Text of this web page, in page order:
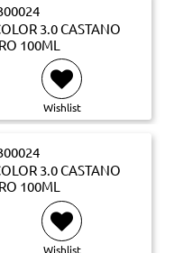
3.0 CASTANO
100ML
Wishlist
3.0 CASTANO
100ML
Wishlist